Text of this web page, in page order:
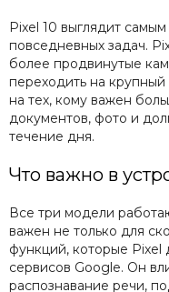
Pixel 10 выглядит
повседневных задач.
более продвинутые
переходить на крупный
на тех, кому важен
документов, фото и
течение дня.
Что важно в
Все три модели
важен не только для
функций, которые Pixel
сервисов Google. Он
распознавание речи,